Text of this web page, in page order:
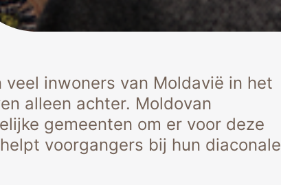
inwoners van Moldavië in het
alleen achter. Moldovan
gemeenten om er voor deze
voorgangers bij hun diaconale